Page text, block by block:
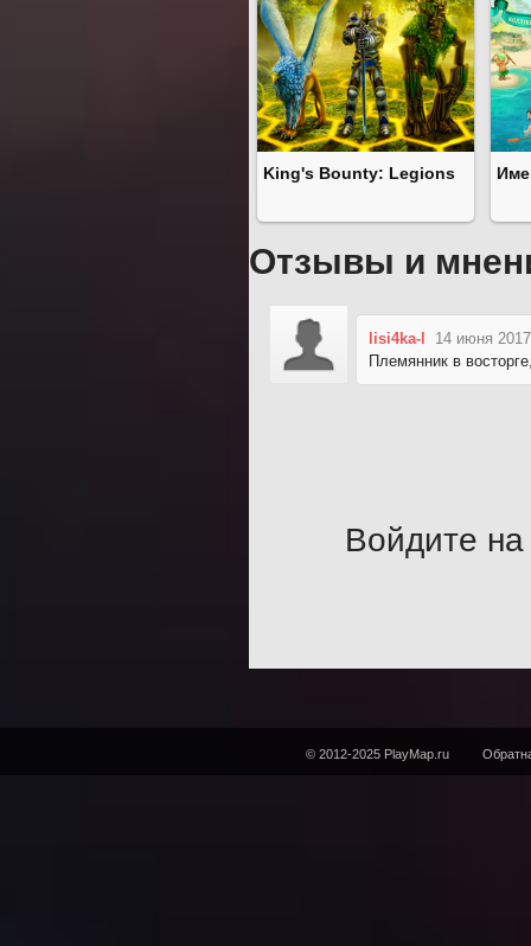
King's Bounty: Legions
Отзывы и
lisi4ka-l
14 июня
Племянник в
Войдите на
© 2012-2025 PlayMap.ru